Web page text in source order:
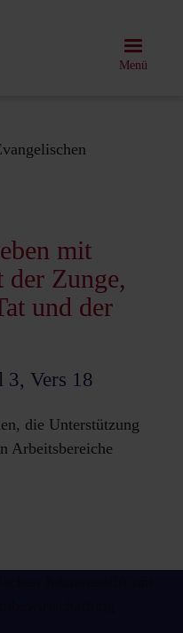
Menü
mit
der Zunge,
und der
3, Vers 18
die Unterstützung
Arbeitsbereiche